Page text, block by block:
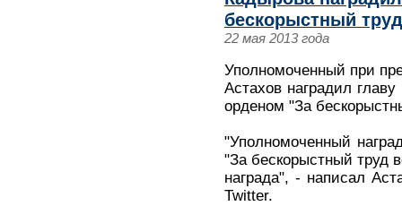
бескорыстный
22 мая 2013 года
Уполномоченный при
Астахов наградил
орденом "За
"Уполномоченный
"За бескорыстный труд
награда", - написал
Twitter.